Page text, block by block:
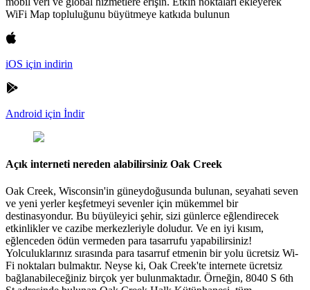
WiFi Map topluluğunu büyütmeye katkıda bulunun
iOS için indirin
Android için İndir
Açık interneti nereden alabilirsiniz Oak Creek
Oak Creek, Wisconsin'in güneydoğusunda bulunan, seyahati seven
ve yeni yerler keşfetmeyi sevenler için mükemmel bir
destinasyondur. Bu büyüleyici şehir, sizi günlerce eğlendirecek
etkinlikler ve cazibe merkezleriyle doludur. Ve en iyi kısım,
eğlenceden ödün vermeden para tasarrufu yapabilirsiniz!
Yolculuklarınız sırasında para tasarruf etmenin bir yolu ücretsiz Wi-
Fi noktaları bulmaktır. Neyse ki, Oak Creek'te internete ücretsiz
bağlanabileceğiniz birçok yer bulunmaktadır. Örneğin, 8040 S 6th